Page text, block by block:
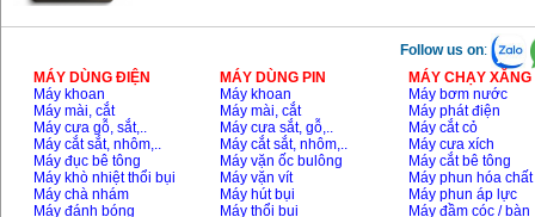
Follow us on:
MÁY DÙNG ĐIỆN
Máy khoan
Máy mài, cắt
Máy cưa gỗ, sắt,..
Máy cắt sắt, nhôm,..
Máy đục bê tông
Máy khò nhiệt thổi bụi
Máy chà nhám
Máy đánh bóng
MÁY DÙNG PIN
Máy khoan
Máy mài, cắt
Máy cưa sắt, gỗ,..
Máy cắt sắt, nhôm,..
Máy vặn ốc bulông
Máy vặn vít
Máy hút bụi
Máy thổi bụi
MÁY CHẠY
Máy bơm nước
Máy phát điện
Máy cắt cỏ
Máy cưa xích
Máy cắt bê tông
Máy phun hóa chất
Máy phun áp lực
Máy đầm cóc / bàn